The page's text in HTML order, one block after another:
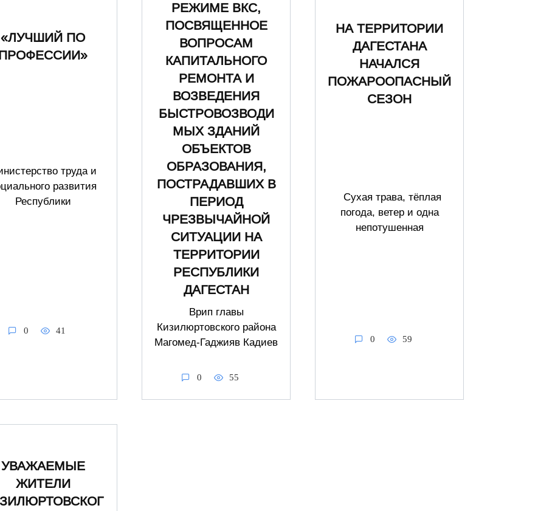
«ЛУЧШИЙ ПО
труда и
развития
Республики
0 41
РЕЖИМЕ ВКС,
ПОСВЯЩЕННОЕ
ВОПРОСАМ
КАПИТАЛЬНОГО
РЕМОНТА И
ВОЗВЕДЕНИЯ
БЫСТРОВОЗВОДИ
МЫХ ЗДАНИЙ
ОБЪЕКТОВ
ОБРАЗОВАНИЯ,
ПОСТРАДАВШИХ В
ПЕРИОД
ЧРЕЗВЫЧАЙНОЙ
СИТУАЦИИ НА
ТЕРРИТОРИИ
РЕСПУБЛИКИ
ДАГЕСТАН
Врип главы
Кизилюртовского района
Магомед-Гаджияв Кадиев
0 55
НА ТЕРРИТОРИИ
ДАГЕСТАНА
НАЧАЛСЯ
ПОЖАРООПАСНЫЙ
СЕЗОН
Сухая трава, тёплая
погода, ветер и одна
непотушенная
0 59
УВАЖАЕМЫЕ
ЖИТЕЛИ